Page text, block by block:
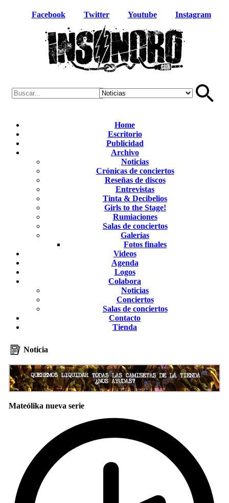
Facebook Twitter Youtube Instagram
Home
Escritorio
Publicidad
Archivo
Noticias
Crónicas de conciertos
Reseñas de discos
Entrevistas
Tinta & Decibelios
Girls to the Stage!
Rumiaciones
Salas de conciertos
Galerías
Fotos finales
Videos
Agenda
Logos
Colabora
Noticias
Conciertos
Salas de conciertos
Contacto
Tienda
Noticia
Mateólika nueva serie